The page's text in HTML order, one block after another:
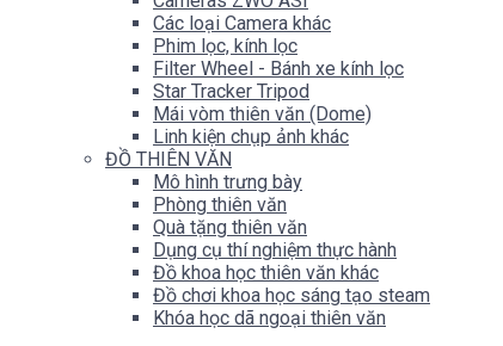
Các loại Camera khác
Phim lọc, kính lọc
Filter Wheel - Bánh xe kính lọc
Star Tracker Tripod
Mái vòm thiên văn (Dome)
Linh kiện chụp ảnh khác
ĐỒ THIÊN VĂN
Mô hình trưng bày
Phòng thiên văn
Quà tặng thiên văn
Dụng cụ thí nghiệm thực hành
Đồ khoa học thiên văn khác
Đồ chơi khoa học sáng tạo steam
Khóa học dã ngoại thiên văn